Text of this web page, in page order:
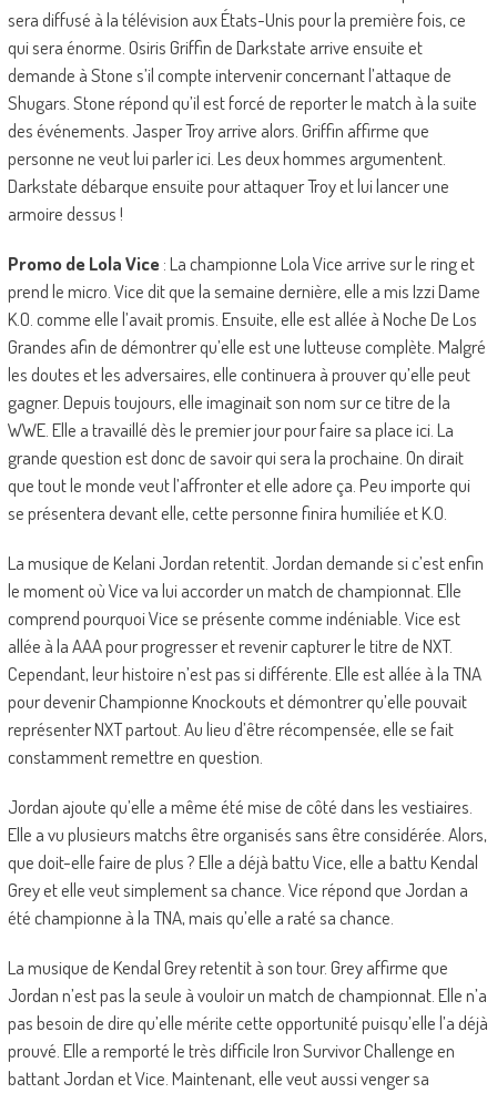
sera diffusé à la télévision aux États-Unis pour la première fois, ce
qui sera énorme. Osiris Griffin de Darkstate arrive ensuite et
demande à Stone s’il compte intervenir concernant l’attaque de
Shugars. Stone répond qu’il est forcé de reporter le match à la suite
des événements. Jasper Troy arrive alors. Griffin affirme que
personne ne veut lui parler ici. Les deux hommes argumentent.
Darkstate débarque ensuite pour attaquer Troy et lui lancer une
armoire dessus !
Promo de Lola Vice: La championne Lola Vice arrive sur le ring et
prend le micro. Vice dit que la semaine dernière, elle a mis Izzi Dame
K.O. comme elle l’avait promis. Ensuite, elle est allée à Noche De Los
Grandes afin de démontrer qu’elle est une lutteuse complète. Malgré
les doutes et les adversaires, elle continuera à prouver qu’elle peut
gagner. Depuis toujours, elle imaginait son nom sur ce titre de la
WWE. Elle a travaillé dès le premier jour pour faire sa place ici. La
grande question est donc de savoir qui sera la prochaine. On dirait
que tout le monde veut l’affronter et elle adore ça. Peu importe qui
se présentera devant elle, cette personne finira humiliée et K.O.
La musique de Kelani Jordan retentit. Jordan demande si c’est enfin
le moment où Vice va lui accorder un match de championnat. Elle
comprend pourquoi Vice se présente comme indéniable. Vice est
allée à la AAA pour progresser et revenir capturer le titre de NXT.
Cependant, leur histoire n’est pas si différente. Elle est allée à la TNA
pour devenir Championne Knockouts et démontrer qu’elle pouvait
représenter NXT partout. Au lieu d’être récompensée, elle se fait
constamment remettre en question.
Jordan ajoute qu’elle a même été mise de côté dans les vestiaires.
Elle a vu plusieurs matchs être organisés sans être considérée. Alors,
que doit-elle faire de plus ? Elle a déjà battu Vice, elle a battu Kendal
Grey et elle veut simplement sa chance. Vice répond que Jordan a
été championne à la TNA, mais qu’elle a raté sa chance.
La musique de Kendal Grey retentit à son tour. Grey affirme que
Jordan n’est pas la seule à vouloir un match de championnat. Elle n’a
pas besoin de dire qu’elle mérite cette opportunité puisqu’elle l’a déjà
prouvé. Elle a remporté le très difficile Iron Survivor Challenge en
battant Jordan et Vice. Maintenant, elle veut aussi venger sa